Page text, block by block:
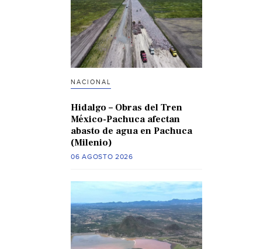
NACIONAL
Hidalgo – Obras del Tren
México-Pachuca afectan
abasto de agua en Pachuca
(Milenio)
06 AGOSTO 2026